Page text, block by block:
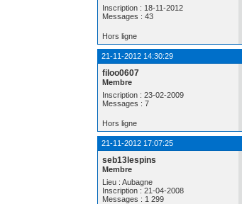
Inscription : 18-11-2012
Messages : 43
Hors ligne
21-11-2012 14:30:29
filoo0607
Membre
Inscription : 23-02-2009
Messages : 7
Hors ligne
21-11-2012 17:07:25
seb13lespins
Membre
Lieu : Aubagne
Inscription : 21-04-2008
Messages : 1 299